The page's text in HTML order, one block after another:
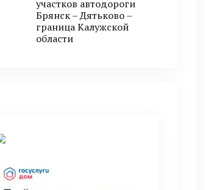
участков автодороги
Брянск – Дятьково –
граница Калужской
области